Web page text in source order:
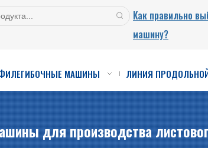
Как правильно
машину?
МАШИНЫ ЛИНИЯ
для производства